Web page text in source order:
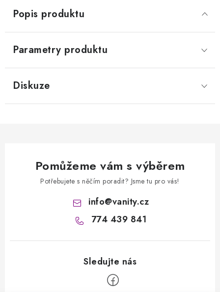
Popis produktu
Parametry produktu
Diskuze
Pomůžeme vám s výběrem
Potřebujete s něčím poradit? Jsme tu pro vás!
info@vanity.cz
774 439 841